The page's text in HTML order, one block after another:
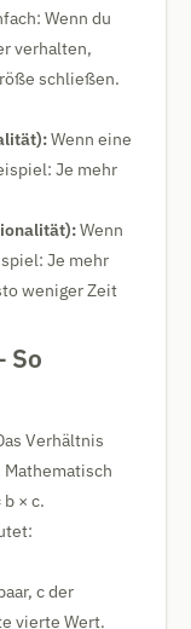
Wenn du
verhalten,
schließen.
Wenn eine
Je mehr
Wenn
Je mehr
weniger Zeit
So
Verhältnis
× c.
c der
vierte Wert.